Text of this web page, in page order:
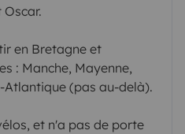
en Bretagne et
: Manche, Mayenne,
(pas au-delà).
et n'a pas de porte